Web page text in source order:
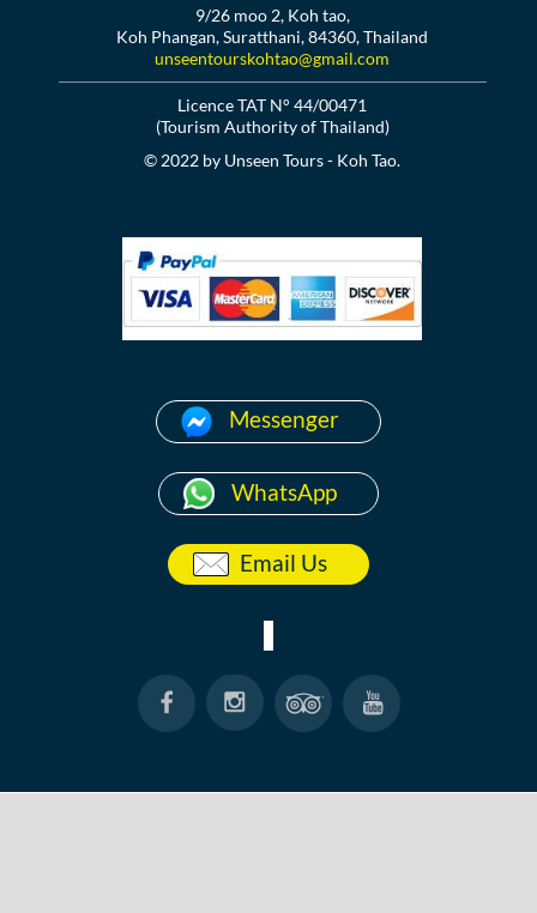
9/26 moo 2, Koh tao,
Koh Phangan, Suratthani, 84360, Thailand
unseentourskohtao@gmail.com
Licence TAT N° 44/00471
(Tourism Authority of Thailand)
© 2022 by Unseen Tours - Koh Tao.
Messenger
WhatsApp
Email Us